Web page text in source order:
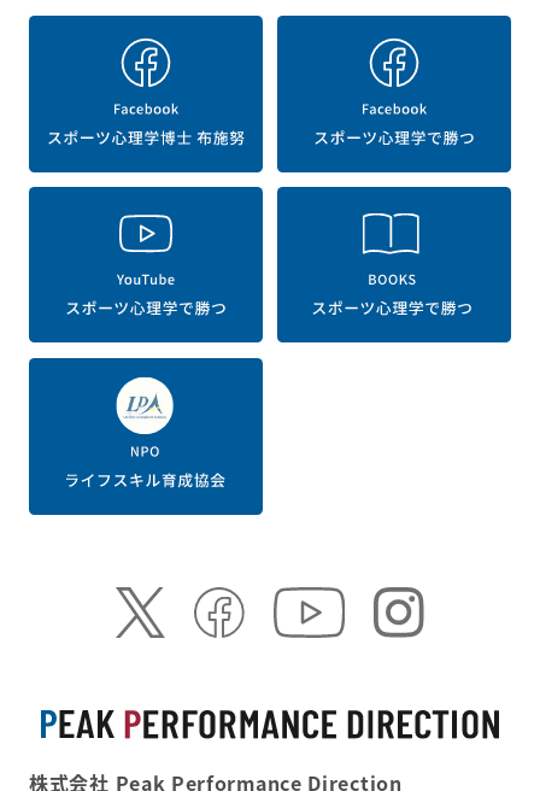
株式会社 Peak Performance Direction